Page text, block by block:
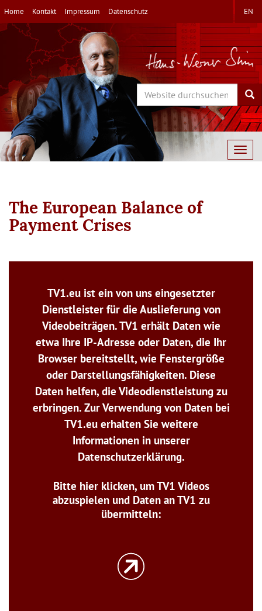
Direkt
zum
Inhalt
Home Kontakt Impressum Datenschutz EN
Search
The European Balance of
Payment Crises
TV1.eu ist ein von uns eingesetzter
Dienstleister für die Auslieferung von
Videobeiträgen. TV1 erhält Daten wie
etwa Ihre IP-Adresse oder Daten, die Ihr
Browser bereitstellt, wie Fenstergröße
oder Darstellungsfähigkeiten. Diese
Daten helfen, die Videodienstleistung zu
erbringen. Zur Verwendung von Daten bei
TV1.eu erhalten Sie weitere
Informationen in unserer
Datenschutzerklärung.
Bitte hier klicken, um TV1 Videos
abzuspielen und Daten an TV1 zu
übermitteln: